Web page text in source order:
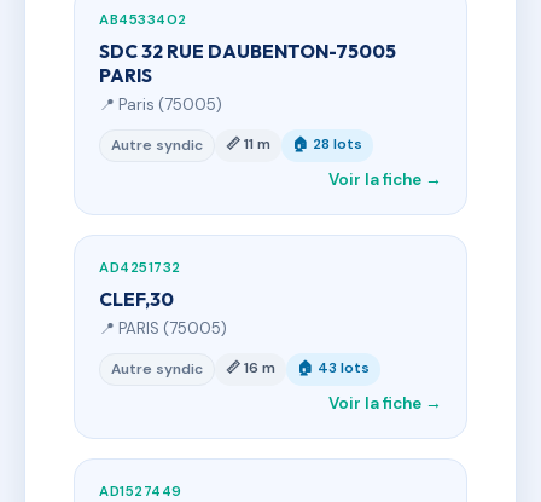
AB4533402
SDC 32 RUE DAUBENTON-75005
PARIS
📍 Paris (75005)
Autre syndic 📏 11 m 🏠 28 lots
Voir la fiche →
AD4251732
CLEF,30
📍 PARIS (75005)
Autre syndic 📏 16 m 🏠 43 lots
Voir la fiche →
AD1527449